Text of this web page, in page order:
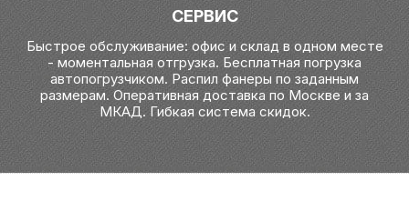
СЕРВИС
Быстрое обслуживание: офис и склад в одном месте
- моментальная отгрузка. Бесплатная погрузка
автопогрузчиком. Распил фанеры по заданным
размерам. Оперативная доставка по Москве и за
МКАД. Гибкая система скидок.